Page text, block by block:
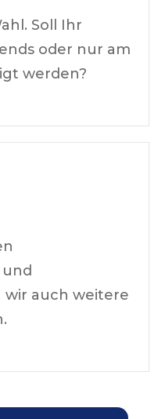
Soll Ihr
oder nur am
werden?
wir auch weitere